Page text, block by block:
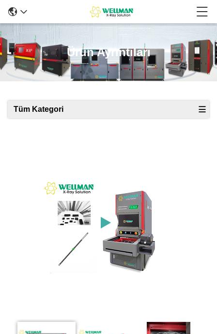
Ürün Ayrıntıları
Tüm Kategori